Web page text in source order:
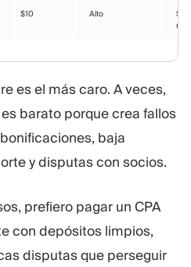
$10 Alto
Se
es el más caro. A veces,
barato porque crea fallos
baja
y disputas con socios.
prefiero pagar un CPA
con depósitos limpios,
disputas que perseguir